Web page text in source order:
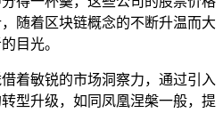
随着区块链概念的不断升温而大
目光。
着敏锐的市场洞察力，通过引入
型升级，如同凤凰涅槃一般，提